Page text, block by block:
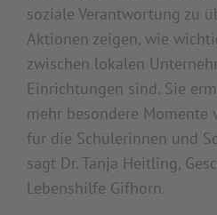
soziale Verantwortung zu
Aktionen zeigen, wie
zwischen lokalen
Einrichtungen sind. Sie
mehr besondere Momente
für die Schülerinnen und
sagt Dr. Tanja Heitling,
Lebenshilfe Gifhorn.